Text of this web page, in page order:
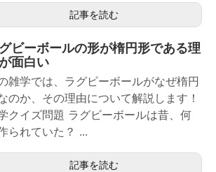
記事を読む
ビーボールの形が楕円形である理
面白い
雑学では、ラグビーボールがなぜ楕円
のか、その理由について解説します！
クイズ問題 ラグビーボールは昔、何
られていた？ ...
記事を読む